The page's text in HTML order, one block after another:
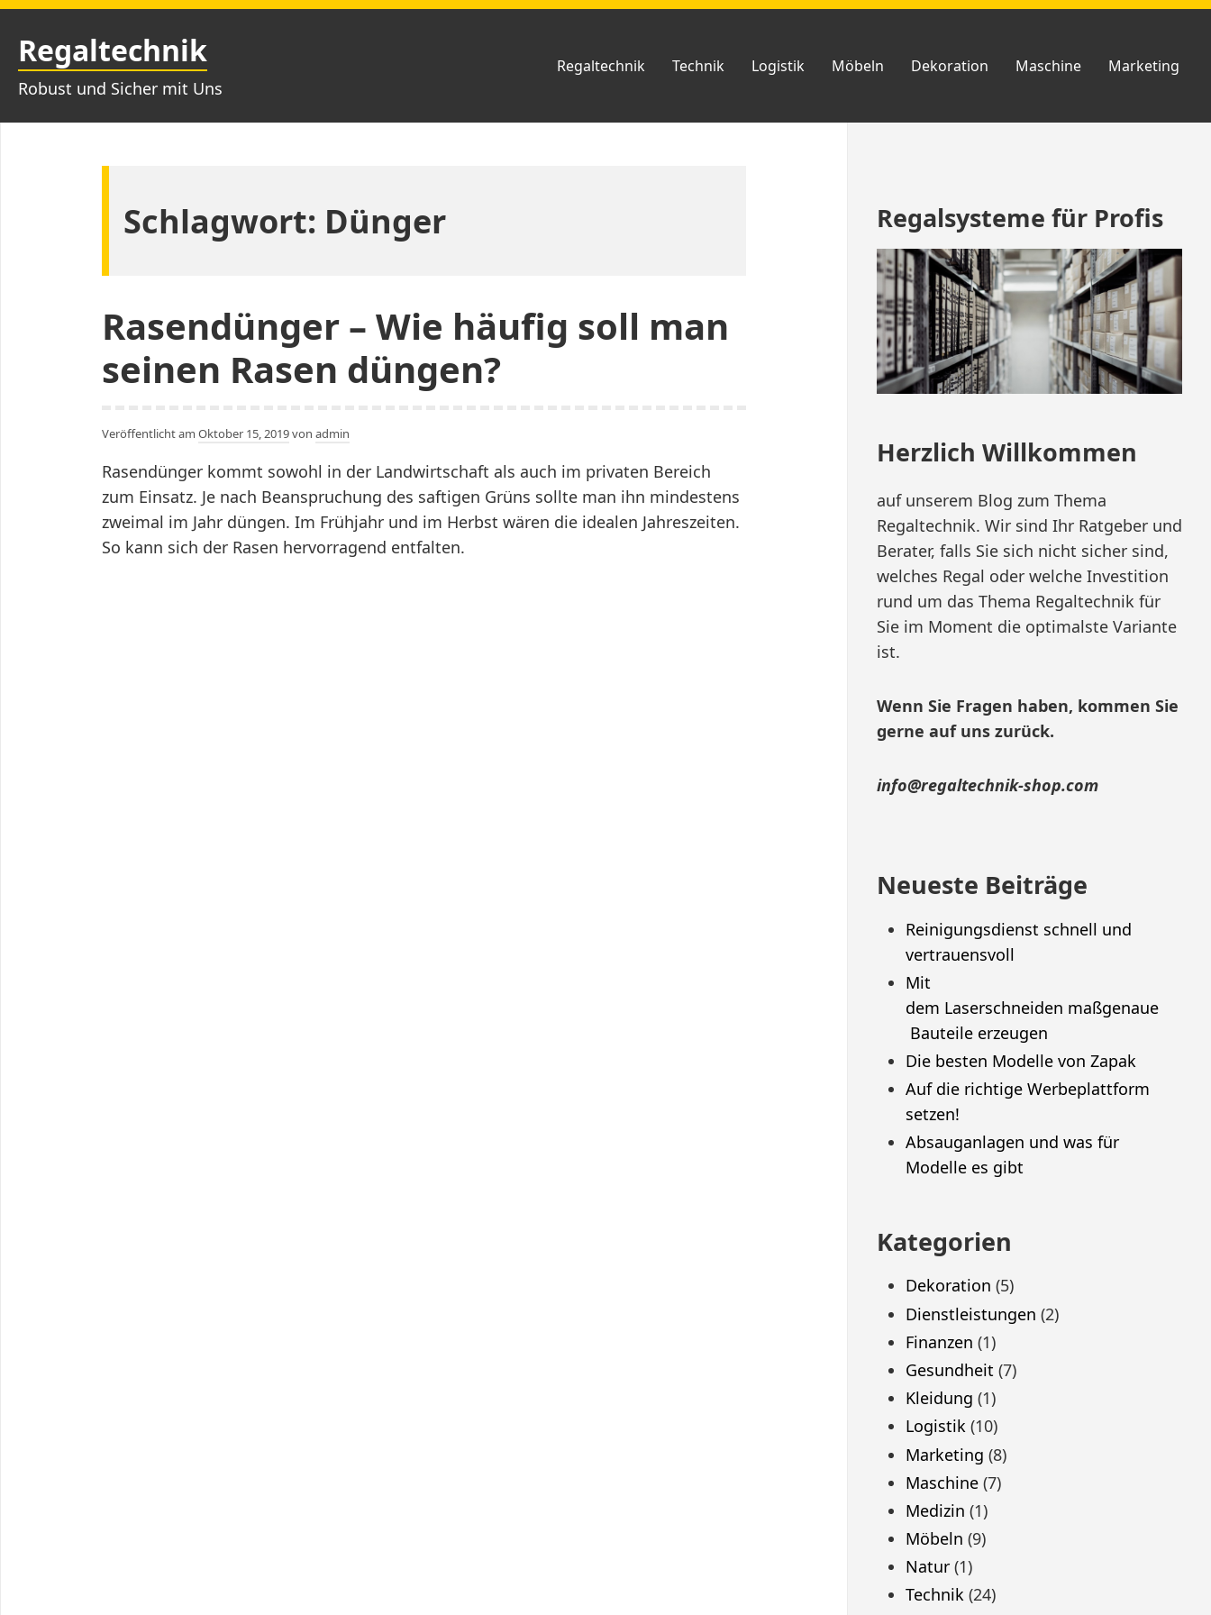
Zum
Inhalt
springen
Regaltechnik
Robust und Sicher mit Uns
Regaltechnik Technik Logistik Möbeln Dekoration Maschine Marketing
Schlagwort: Dünger
Rasendünger – Wie häufig soll man
seinen Rasen düngen?
Veröffentlicht am Oktober 15, 2019von admin
Rasendünger kommt sowohl in der Landwirtschaft als auch im privaten Bereich
zum Einsatz. Je nach Beanspruchung des saftigen Grüns sollte man ihn mindestens
zweimal im Jahr düngen. Im Frühjahr und im Herbst wären die idealen Jahreszeiten.
So kann sich der Rasen hervorragend entfalten.
Footer
Regalsysteme für Profis
Herzlich Willkommen
auf unserem Blog zum Thema
Regaltechnik. Wir sind Ihr Ratgeber und
Berater, falls Sie sich nicht sicher sind,
welches Regal oder welche Investition
rund um das Thema Regaltechnik für
Sie im Moment die optimalste Variante
ist.
Wenn Sie Fragen haben, kommen Sie
gerne auf uns zurück.
info@regaltechnik-shop.com
Neueste Beiträge
Reinigungsdienst schnell und
vertrauensvoll
Mit
dem Laserschneiden maßgenaue
Bauteile erzeugen
Die besten Modelle von Zapak
Auf die richtige Werbeplattform
setzen!
Absauganlagen und was für
Modelle es gibt
Kategorien
Dekoration (5)
Dienstleistungen (2)
Finanzen (1)
Gesundheit (7)
Kleidung (1)
Logistik(10)
Marketing (8)
Maschine(7)
Medizin (1)
Möbeln (9)
Natur(1)
Technik(24)